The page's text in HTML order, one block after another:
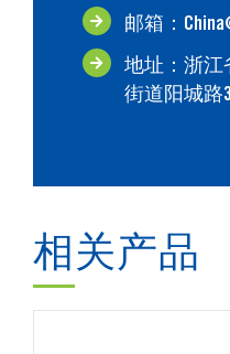
邮箱：
地址：浙江
街道阳城路
相关产品